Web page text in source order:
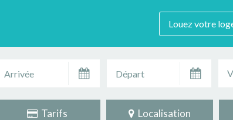
Louez votre
Tarifs Localisation